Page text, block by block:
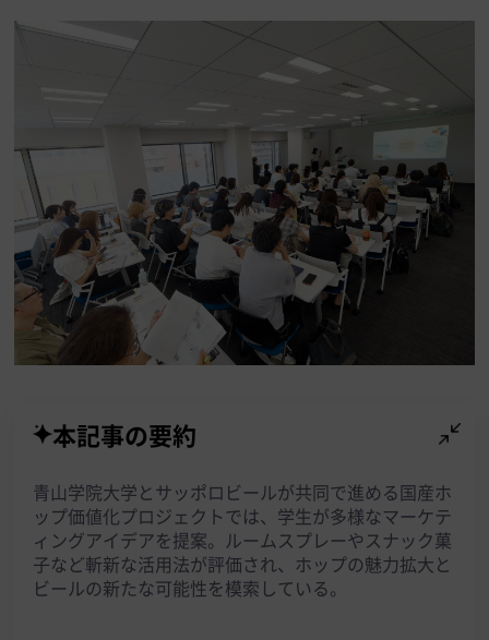
本記事の要約
青山学院大学とサッポロビールが共同で進める国産ホ
ップ価値化プロジェクトでは、学生が多様なマーケテ
ィングアイデアを提案。ルームスプレーやスナック菓
子など斬新な活用法が評価され、ホップの魅力拡大と
ビールの新たな可能性を模索している。